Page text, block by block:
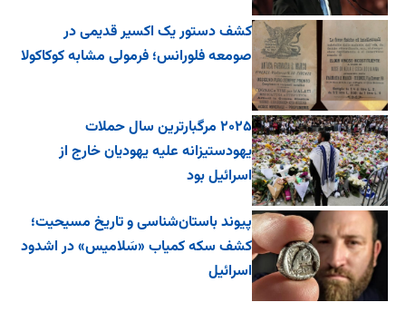
کشف دستور یک اکسیر قدیمی در
صومعه فلورانس؛ فرمولی مشابه کوکاکولا
۲۰۲۵ مرگبارترین سال حملات
یهودستیزانه علیه یهودیان خارج از
اسرائیل بود
پیوند باستان‌شناسی و تاریخ مسیحیت؛
کشف سکه کمیاب «سَلامیس» در اشدود
اسرائیل